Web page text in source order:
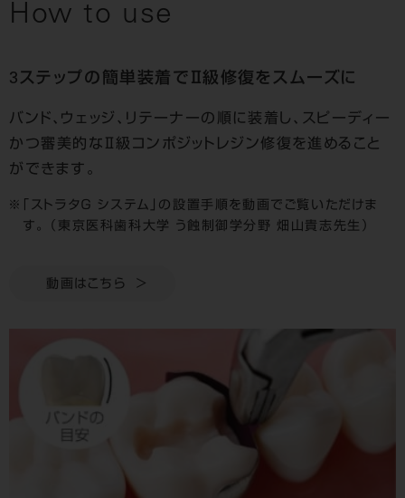
How to use
3ステップの簡単装着でⅡ級修復をスムーズに
バンド、ウェッジ、リテーナーの順に装着し、スピーディー
かつ審美的なⅡ級コンポジットレジン修復を進めること
ができます。
「ストラタＧ システム」の設置手順を動画でご覧いただけま
す。 （東京医科歯科大学 う蝕制御学分野 畑山貴志先生）
動画はこちら